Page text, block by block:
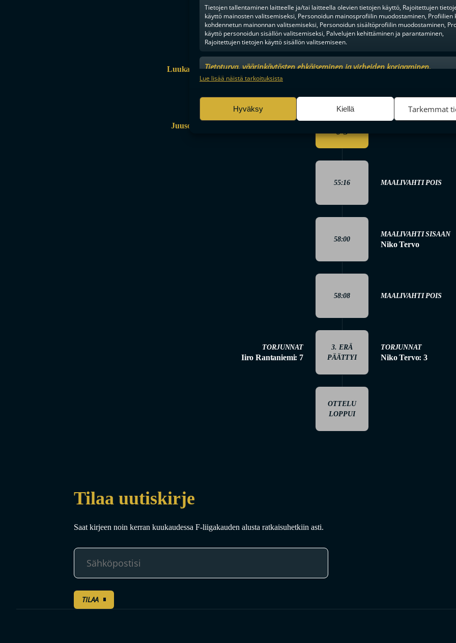
Tietojen tallentaminen laitteelle ja/tai laitteella olevien tietojen käyttö, Rajoitettujen
käyttö mainosten valitsemiseksi, Personoidun mainosprofiilin muodostaminen, Profiilien
kohdennetun mainonnan valitsemiseksi, Personoidun sisältöprofiilin muodostaminen,
käyttö personoidun sisällön valitsemiseksi, Palvelujen kehittäminen ja parantaminen,
Rajoitettujen tietojen käyttö sisällön valitsemiseen.
Tietoturva, väärinkäytösten ehkäiseminen ja virheiden korjaaminen,
Mainonnan ja sisällön tekninen jakelu, Tallenna ja ilmaise
Lue lisää näistä tarkoituksista
Hyväksy Kiellä Tarkemmat
47:43
YV 4-3
Joona KarjulaEetu
Luukas HyvärinenJuuso Ahola5,14,16,23,26
52:54
11,13,14,15,18
Juuso Ahola
54:41
6-3
55:16 MAALIVAHTI POIS
58:00
MAALIVAHTI SISAAN
Niko Tervo
58:08 MAALIVAHTI POIS
TORJUNNAT
Iiro Rantaniemi: 7
3. ERÄ
PÄÄTTYI
TORJUNNAT
Niko Tervo: 3
OTTELU
LOPPUI
Tilaa uutiskirje
Saat kirjeen noin kerran kuukaudessa F-liigakauden alusta ratkaisuhetkiin asti.
TILAA